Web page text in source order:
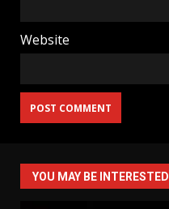
Website
YOU MAY BE INTERESTED